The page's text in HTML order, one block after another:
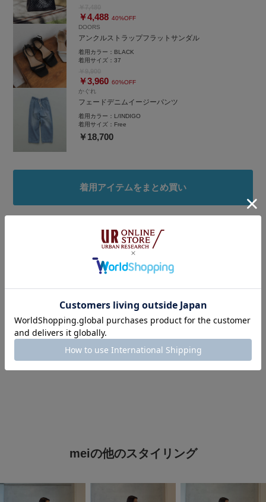
￥4,488 40%OFF
DOORS
アンクルストラップフラットサンダル
着用カラー： BLACK
着用サイズ：37
￥3,960 60%OFF
かぐれ
フェードデニムイージーパンツ
着用カラー： L/INDIGO
着用サイズ： Free
￥18,700
着用アイテムをまとめ買い
タグ
#大人カジュアルコーデ #今日のコーデ
#シンプルコーデ #大人カジュアル
#夏服 #夏コーデ #サンダルコーデ #シンプル
meiの他のスタイリング